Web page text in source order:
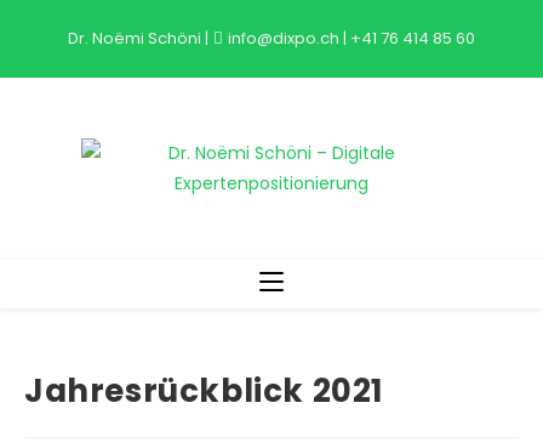
springen
Dr. Noëmi Schöni | info@dixpo.ch | +41 76 414 85 60
Jahresrückblick 2021